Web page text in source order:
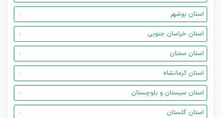
استان بوشهر
استان خراسان جنوبی
استان سمنان
استان کرمانشاه
استان سیستان و بلوچستان
استان گلستان